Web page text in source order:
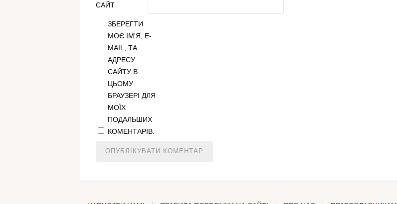
САЙТ
ЗБЕРЕГТИ
МОЄ ІМ'Я, E-
MAIL, ТА
АДРЕСУ
САЙТУ В
ЦЬОМУ
БРАУЗЕРІ ДЛЯ
МОЇХ
ПОДАЛЬШИХ
КОМЕНТАРІВ.